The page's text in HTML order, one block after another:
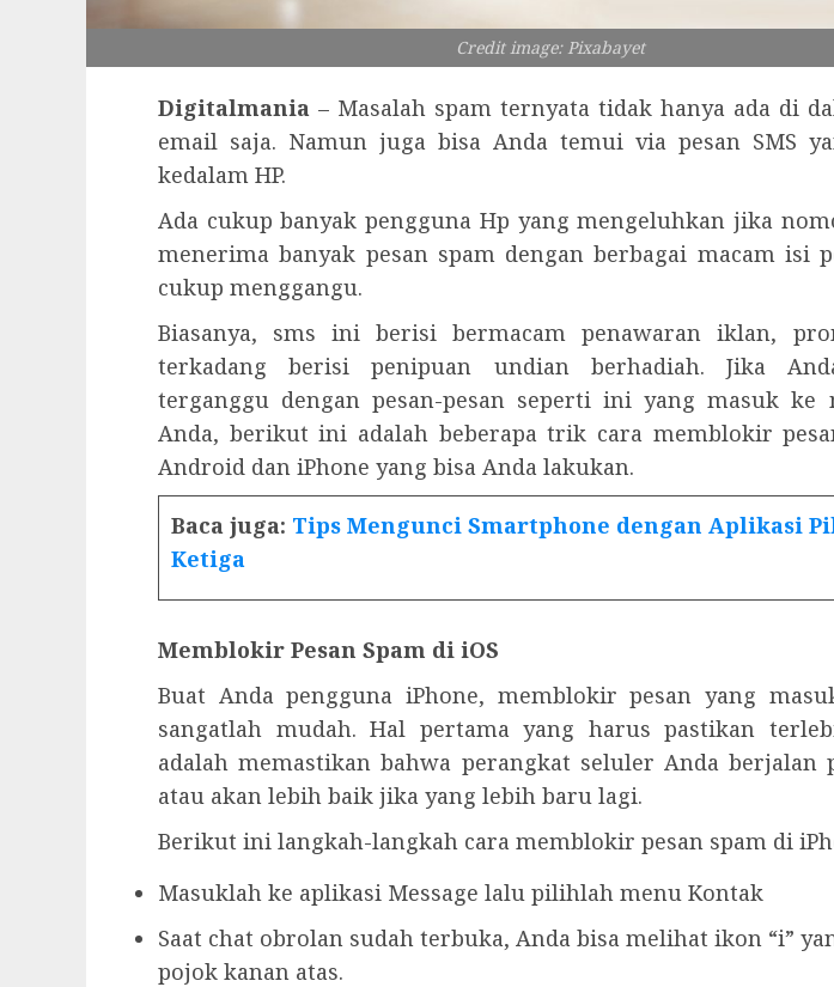
Credit image: Pixabayet
Digitalmania – Masalah spam ternyata tidak hanya ada di
email saja. Namun juga bisa Anda temui via pesan SMS
kedalam HP.
Ada cukup banyak pengguna Hp yang mengeluhkan jika
menerima banyak pesan spam dengan berbagai macam isi
cukup menggangu.
Biasanya, sms ini berisi bermacam penawaran iklan,
terkadang berisi penipuan undian berhadiah. Jika
terganggu dengan pesan-pesan seperti ini yang masuk ke
Anda, berikut ini adalah beberapa trik cara memblokir
Android dan iPhone yang bisa Anda lakukan.
Baca juga: Tips Mengunci Smartphone dengan Aplikasi
Ketiga
Memblokir Pesan Spam di iOS
Buat Anda pengguna iPhone, memblokir pesan yang
sangatlah mudah. Hal pertama yang harus pastikan
adalah memastikan bahwa perangkat seluler Anda berjalan
atau akan lebih baik jika yang lebih baru lagi.
Berikut ini langkah-langkah cara memblokir pesan spam di
Masuklah ke aplikasi Message lalu pilihlah menu Kontak
Saat chat obrolan sudah terbuka, Anda bisa melihat ikon “i”
pojok kanan atas.